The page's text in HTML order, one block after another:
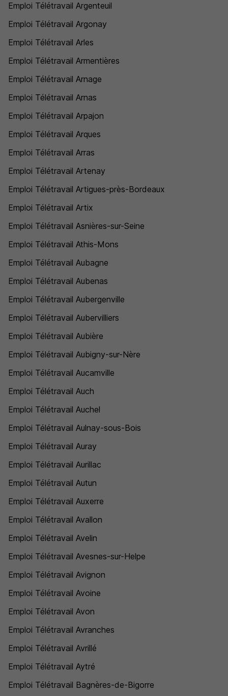
Emploi Télétravail Argenteuil
Emploi Télétravail Argonay
Emploi Télétravail Arles
Emploi Télétravail Armentières
Emploi Télétravail Arnage
Emploi Télétravail Arnas
Emploi Télétravail Arpajon
Emploi Télétravail Arques
Emploi Télétravail Arras
Emploi Télétravail Artenay
Emploi Télétravail Artigues-près-Bordeaux
Emploi Télétravail Artix
Emploi Télétravail Asnières-sur-Seine
Emploi Télétravail Athis-Mons
Emploi Télétravail Aubagne
Emploi Télétravail Aubenas
Emploi Télétravail Aubergenville
Emploi Télétravail Aubervilliers
Emploi Télétravail Aubière
Emploi Télétravail Aubigny-sur-Nère
Emploi Télétravail Aucamville
Emploi Télétravail Auch
Emploi Télétravail Auchel
Emploi Télétravail Aulnay-sous-Bois
Emploi Télétravail Auray
Emploi Télétravail Aurillac
Emploi Télétravail Autun
Emploi Télétravail Auxerre
Emploi Télétravail Avallon
Emploi Télétravail Avelin
Emploi Télétravail Avesnes-sur-Helpe
Emploi Télétravail Avignon
Emploi Télétravail Avoine
Emploi Télétravail Avon
Emploi Télétravail Avranches
Emploi Télétravail Avrillé
Emploi Télétravail Aytré
Emploi Télétravail Bagnères-de-Bigorre